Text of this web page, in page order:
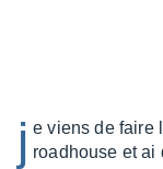
j e viens de faire
roadhouse et ai